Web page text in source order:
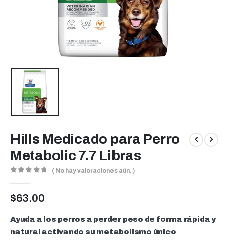
Hills Medicado para Perro
Metabolic 7.7 Libras
( No hay valoraciones aún. )
$63.00
Ayuda a los perros a perder peso de forma rápida y
natural activando su metabolismo único